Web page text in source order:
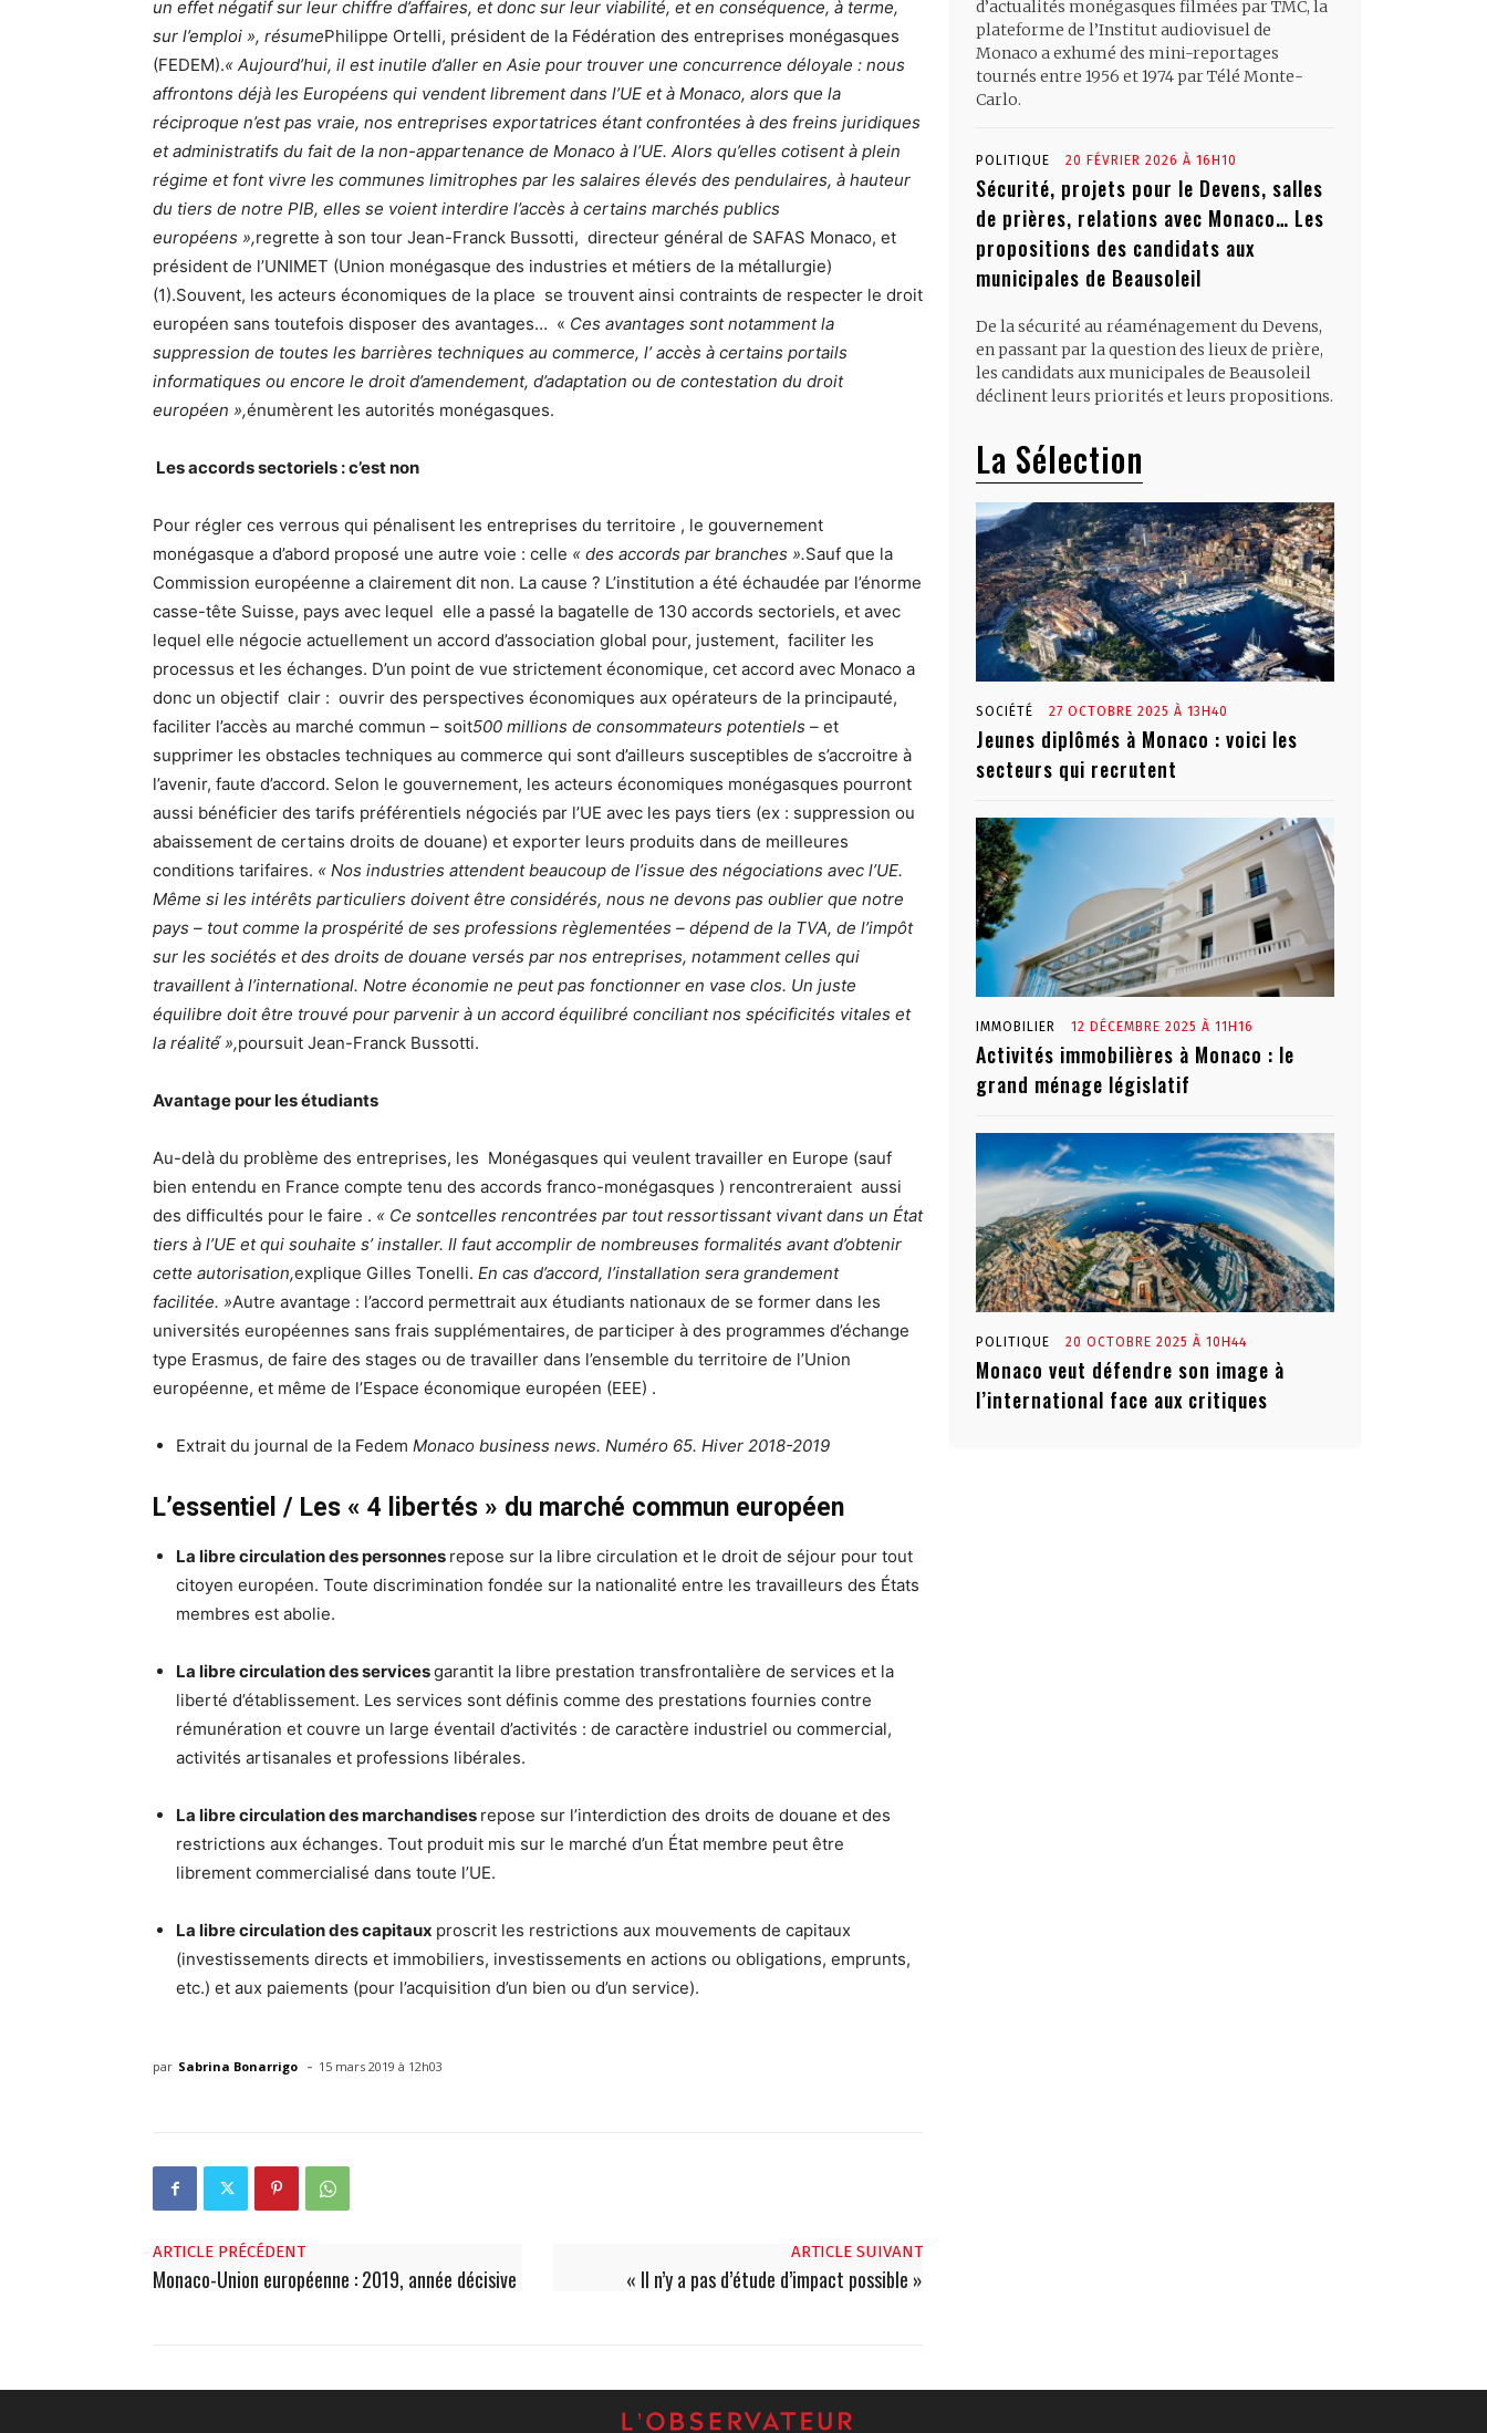
un effet négatif sur leur chiffre d’affaires, et donc sur leur viabilité, et en conséquence, à terme,
sur l’emploi », résumePhilippe Ortelli, président de la Fédération des entreprises monégasques
(FEDEM).« Aujourd’hui, il est inutile d’aller en Asie pour trouver une concurrence déloyale : nous
affrontons déjà les Européens qui vendent librement dans l’UE et à Monaco, alors que la
réciproque n’est pas vraie, nos entreprises exportatrices étant confrontées à des freins juridiques
et administratifs du fait de la non-appartenance de Monaco à l’UE. Alors qu’elles cotisent à plein
régime et font vivre les communes limitrophes par les salaires élevés des pendulaires, à hauteur
du tiers de notre PIB, elles se voient interdire l’accès à certains marchés publics
européens »,regrette à son tour Jean-Franck Bussotti, directeur général de SAFAS Monaco, et
président de l’UNIMET (Union monégasque des industries et métiers de la métallurgie)
(1).Souvent, les acteurs économiques de la place se trouvent ainsi contraints de respecter le droit
européen sans toutefois disposer des avantages… « Ces avantages sont notamment la
suppression de toutes les barrières techniques au commerce, l’ accès à certains portails
informatiques ou encore le droit d’amendement, d’adaptation ou de contestation du droit
européen »,énumèrent les autorités monégasques.
Les accords sectoriels : c’est non
Pour régler ces verrous qui pénalisent les entreprises du territoire , le gouvernement
monégasque a d’abord proposé une autre voie : celle « des accords par branches ».Sauf que la
Commission européenne a clairement dit non. La cause ? L’institution a été échaudée par l’énorme
casse-tête Suisse, pays avec lequel elle a passé la bagatelle de 130 accords sectoriels, et avec
lequel elle négocie actuellement un accord d’association global pour, justement, faciliter les
processus et les échanges. D’un point de vue strictement économique, cet accord avec Monaco a
donc un objectif clair : ouvrir des perspectives économiques aux opérateurs de la principauté,
faciliter l’accès au marché commun – soit500 millions de consommateurs potentiels – et
supprimer les obstacles techniques au commerce qui sont d’ailleurs susceptibles de s’accroitre à
l’avenir, faute d’accord. Selon le gouvernement, les acteurs économiques monégasques pourront
aussi bénéficier des tarifs préférentiels négociés par l’UE avec les pays tiers (ex : suppression ou
abaissement de certains droits de douane) et exporter leurs produits dans de meilleures
conditions tarifaires. « Nos industries attendent beaucoup de l’issue des négociations avec l’UE.
Même si les intérêts particuliers doivent être considérés, nous ne devons pas oublier que notre
pays – tout comme la prospérité de ses professions règlementées – dépend de la TVA, de l’impôt
sur les sociétés et des droits de douane versés par nos entreprises, notamment celles qui
travaillent à l’international. Notre économie ne peut pas fonctionner en vase clos. Un juste
équilibre doit être trouvé pour parvenir à un accord équilibré conciliant nos spécificités vitales et
la réalité́ »,poursuit Jean-Franck Bussotti.
Avantage pour les étudiants
Au-delà du problème des entreprises, les Monégasques qui veulent travailler en Europe (sauf
bien entendu en France compte tenu des accords franco-monégasques ) rencontreraient aussi
des difficultés pour le faire . « Ce sontcelles rencontrées par tout ressortissant vivant dans un État
tiers à l’UE et qui souhaite s’ installer. Il faut accomplir de nombreuses formalités avant d’obtenir
cette autorisation,explique Gilles Tonelli. En cas d’accord, l’installation sera grandement
facilitée. »Autre avantage : l’accord permettrait aux étudiants nationaux de se former dans les
universités européennes sans frais supplémentaires, de participer à des programmes d’échange
type Erasmus, de faire des stages ou de travailler dans l’ensemble du territoire de l’Union
européenne, et même de l’Espace économique européen (EEE) .
Extrait du journal de la Fedem Monaco business news. Numéro 65. Hiver 2018-2019
L’essentiel / Les « 4 libertés » du marché commun européen
La libre circulation des personnes repose sur la libre circulation et le droit de séjour pour tout
citoyen européen. Toute discrimination fondée sur la nationalité entre les travailleurs des États
membres est abolie.
La libre circulation des servicesgarantit la libre prestation transfrontalière de services et la
liberté d’établissement. Les services sont définis comme des prestations fournies contre
rémunération et couvre un large éventail d’activités : de caractère industriel ou commercial,
activités artisanales et professions libérales.
La libre circulation des marchandises repose sur l’interdiction des droits de douane et des
restrictions aux échanges. Tout produit mis sur le marché d’un État membre peut être
librement commercialisé dans toute l’UE.
La libre circulation des capitaux proscrit les restrictions aux mouvements de capitaux
(investissements directs et immobiliers, investissements en actions ou obligations, emprunts,
etc.) et aux paiements (pour l’acquisition d’un bien ou d’un service).
par Sabrina Bonarrigo - 15 mars 2019 à 12h03
ARTICLE PRÉCÉDENT
Monaco-Union européenne : 2019, année décisive
ARTICLE SUIVANT
« Il n’y a pas d’étude d’impact possible »
d’actualités monégasques filmées par TMC, la
plateforme de l’Institut audiovisuel de
Monaco a exhumé des mini-reportages
tournés entre 1956 et 1974 par Télé Monte-
Carlo.
POLITIQUE 20 FÉVRIER 2026 À 16H10
Sécurité, projets pour le Devens, salles
de prières, relations avec Monaco… Les
propositions des candidats aux
municipales de Beausoleil
De la sécurité au réaménagement du Devens,
en passant par la question des lieux de prière,
les candidats aux municipales de Beausoleil
déclinent leurs priorités et leurs propositions.
La Sélection
SOCIÉTÉ 27 OCTOBRE 2025 À 13H40
Jeunes diplômés à Monaco : voici les
secteurs qui recrutent
IMMOBILIER 12 DÉCEMBRE 2025 À 11H16
Activités immobilières à Monaco : le
grand ménage législatif
POLITIQUE 20 OCTOBRE 2025 À 10H44
Monaco veut défendre son image à
l’international face aux critiques